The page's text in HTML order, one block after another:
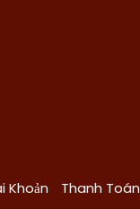
Khoản Thanh Toán